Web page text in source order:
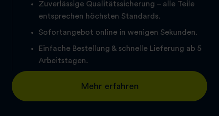
Zuverlässige Qualitätssicherung – alle Teile
entsprechen höchsten Standards.
Sofortangebot online in wenigen Sekunden.
Einfache Bestellung & schnelle Lieferung ab 5
Arbeitstagen.
Mehr erfahren